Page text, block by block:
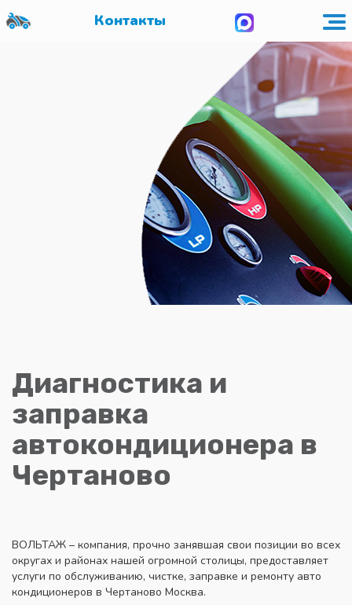
Контакты
Диагностика и
заправка
автокондиционера в
Чертаново
ВОЛЬТАЖ – компания, прочно занявшая свои позиции во всех
округах и районах нашей огромной столицы, предоставляет
услуги по обслуживанию, чистке, заправке и ремонту авто
кондиционеров в Чертаново Москва.